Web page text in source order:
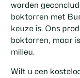
worden
boktorren met
keuze is. Ons
boktorren, maar
milieu.
Wilt u een